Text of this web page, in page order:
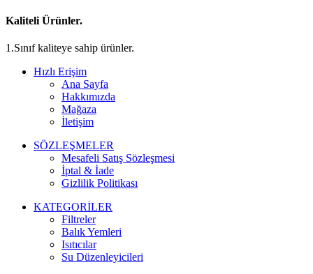
Kaliteli Ürünler.
1.Sınıf kaliteye sahip ürünler.
Hızlı Erişim
Ana Sayfa
Hakkımızda
Mağaza
İletişim
SÖZLEŞMELER
Mesafeli Satış Sözleşmesi
İptal & İade
Gizlilik Politikası
KATEGORİLER
Filtreler
Balık Yemleri
Isıtıcılar
Su Düzenleyicileri